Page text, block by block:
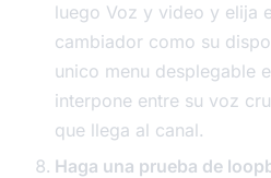
luego Voz y video y elija
cambiador como su
unico menu desplegable
interpone entre su voz
que llega al canal.
Haga una prueba de